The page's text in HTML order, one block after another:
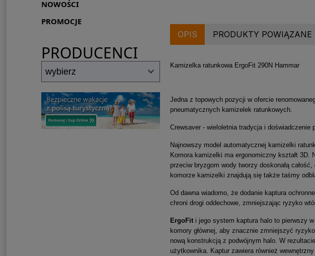
NOWOŚCI
PROMOCJE
PRODUCENCI
OPIS PRODUKTY POWIĄZANE
Kamizelka ratunkowa ErgoFit 290N Hammar
Jedna z topowych pozycji w ofercie
pneumatycznych kamizelek ratunkowych.
Crewsaver - wieloletnia tradycja i doświadczenie
Najnowszy model automatycznej kamizelki
Komora kamizelki ma ergonomiczny kształt
przeciw bryzgom wody tworzy doskonałą
komorze kamizelki znajdują się także taśmy
Od dawna wiadomo, że dodanie kaptura
chroni drogi oddechowe, zmniejszając ryzyko
ErgoFiti jego system kaptura halo to pierwszy w
komory głównej, aby znacznie zmniejszyć
nową konstrukcją z podwójnym halo. W
użytkownika. Kaptur zawiera również